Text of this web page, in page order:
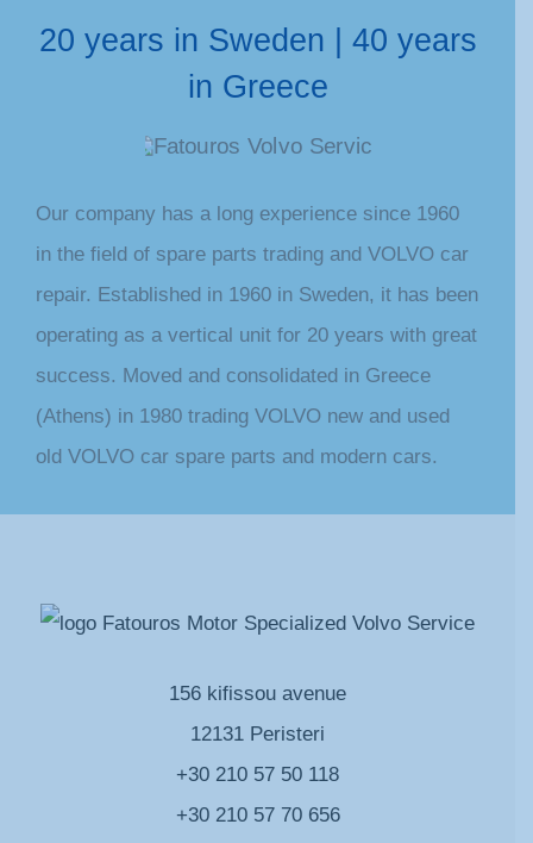
20 years in Sweden | 40 years
in Greece
Our company has a long experience since 1960
in the field of spare parts trading and VOLVO car
repair. Established in 1960 in Sweden, it has been
operating as a vertical unit for 20 years with great
success. Moved and consolidated in Greece
(Athens) in 1980 trading VOLVO new and used
old VOLVO car spare parts and modern cars.
156 kifissou avenue
12131 Peristeri
+30 210 57 50 118
+30 210 57 70 656